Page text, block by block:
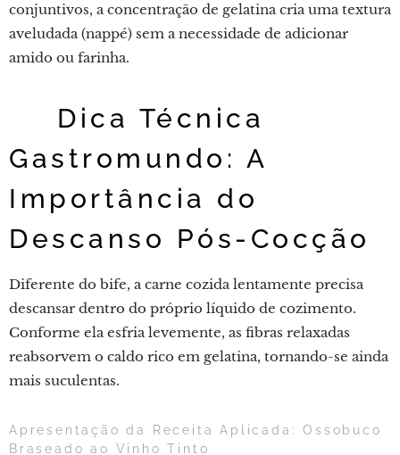
conjuntivos, a concentração de gelatina cria uma textura
aveludada (nappé) sem a necessidade de adicionar
amido ou farinha.
💡 Dica Técnica
Gastromundo: A
Importância do
Descanso Pós-Cocção
Diferente do bife, a carne cozida lentamente precisa
descansar dentro do próprio líquido de cozimento.
Conforme ela esfria levemente, as fibras relaxadas
reabsorvem o caldo rico em gelatina, tornando-se ainda
mais suculentas.
Apresentação da Receita Aplicada: Ossobuco
Braseado ao Vinho Tinto